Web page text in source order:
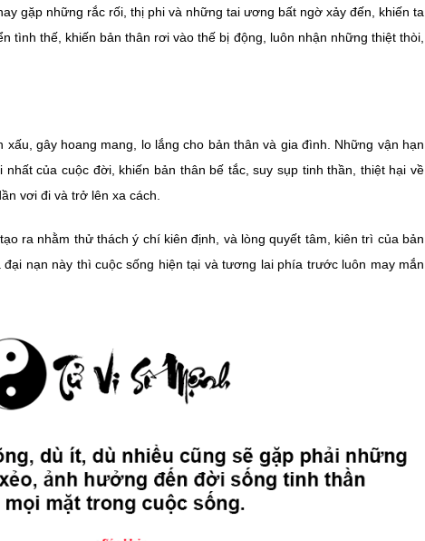
gặp những rắc rối, thị phi và những tai ương bất ngờ xảy đến, khiến ta
tình thế, khiến bản thân rơi vào thế bị động, luôn nhận những thiệt thòi,
gây hoang mang, lo lắng cho bản thân và gia đình. Những vận hạn
nhất của cuộc đời, khiến bản thân bế tắc, suy sụp tinh thần, thiệt hại về
vơi đi và trở lên xa cách.
ra nhằm thử thách ý chí kiên định, và lòng quyết tâm, kiên trì của bản
nạn này thì cuộc sống hiện tại và tương lai phía trước luôn may mắn